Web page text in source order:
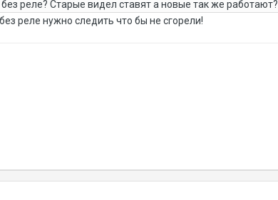
реле? Старые видел ставят а новые так же работают?
реле нужно следить что бы не сгорели!